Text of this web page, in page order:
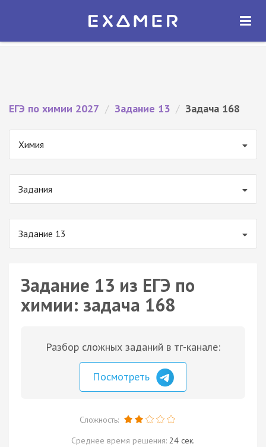
Экзамер — ЕГЭ 2027
ОТКРЫТЬ
ЕГЭ по химии 2027 / Задание 13 / Задача 168
Химия
Задания
Задание 13
Задание 13 из ЕГЭ по
химии: задача 168
Разбор сложных заданий в тг-канале:
Посмотреть
Сложность:
Среднее время решения: 24 сек.